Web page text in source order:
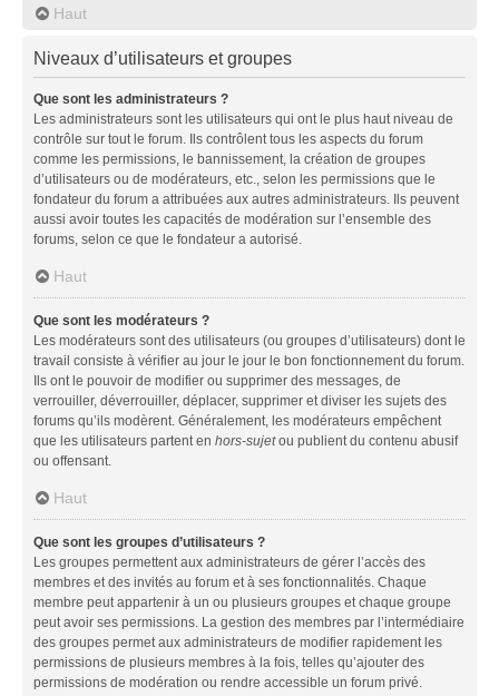
Haut
Niveaux d’utilisateurs et groupes
Que sont les administrateurs ?
Les administrateurs sont les utilisateurs qui ont le plus haut niveau de
contrôle sur tout le forum. Ils contrôlent tous les aspects du forum
comme les permissions, le bannissement, la création de groupes
d’utilisateurs ou de modérateurs, etc., selon les permissions que le
fondateur du forum a attribuées aux autres administrateurs. Ils peuvent
aussi avoir toutes les capacités de modération sur l’ensemble des
forums, selon ce que le fondateur a autorisé.
Haut
Que sont les modérateurs ?
Les modérateurs sont des utilisateurs (ou groupes d’utilisateurs) dont le
travail consiste à vérifier au jour le jour le bon fonctionnement du forum.
Ils ont le pouvoir de modifier ou supprimer des messages, de
verrouiller, déverrouiller, déplacer, supprimer et diviser les sujets des
forums qu’ils modèrent. Généralement, les modérateurs empêchent
que les utilisateurs partent en hors-sujetou publient du contenu abusif
ou offensant.
Haut
Que sont les groupes d’utilisateurs ?
Les groupes permettent aux administrateurs de gérer l’accès des
membres et des invités au forum et à ses fonctionnalités. Chaque
membre peut appartenir à un ou plusieurs groupes et chaque groupe
peut avoir ses permissions. La gestion des membres par l’intermédiaire
des groupes permet aux administrateurs de modifier rapidement les
permissions de plusieurs membres à la fois, telles qu’ajouter des
permissions de modération ou rendre accessible un forum privé.